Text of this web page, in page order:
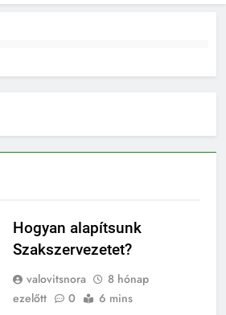
Hogyan alapítsunk
Szakszervezetet?
valovitsnora
8 hónap
ezelőtt
0 6 mins